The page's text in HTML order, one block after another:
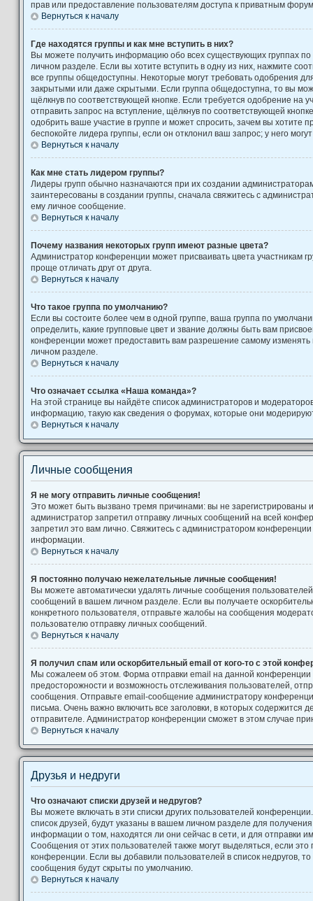
прав или предоставление пользователям доступа к приватным
Вернуться к началу
Где находятся группы и как мне вступить в них?
Вы можете получить информацию обо всех существующих группах
личном разделе. Если вы хотите вступить в одну из них, нажмите
все группы общедоступны. Некоторые могут требовать одобрения
закрытыми или даже скрытыми. Если группа общедоступна, то вы
щёлкнув по соответствующей кнопке. Если требуется одобрение на
отправить запрос на вступление, щёлкнув по соответствующей
одобрить ваше участие в группе и может спросить, зачем вы хотите
беспокойте лидера группы, если он отклонил ваш запрос; у него
Вернуться к началу
Как мне стать лидером группы?
Лидеры групп обычно назначаются при их создании
заинтересованы в создании группы, сначала свяжитесь с
ему личное сообщение.
Вернуться к началу
Почему названия некоторых групп имеют разные цвета?
Администратор конференции может присваивать цвета участникам
проще отличать друг от друга.
Вернуться к началу
Что такое группа по умолчанию?
Если вы состоите более чем в одной группе, ваша группа по
определить, какие групповые цвет и звание должны быть вам
конференции может предоставить вам разрешение самому изменять
личном разделе.
Вернуться к началу
Что означает ссылка «Наша команда»?
На этой странице вы найдёте список администраторов и
информацию, такую как сведения о форумах, которые они
Вернуться к началу
Личные сообщения
Я не могу отправить личные сообщения!
Это может быть вызвано тремя причинами: вы не
администратор запретил отправку личных сообщений на всей
запретил это вам лично. Свяжитесь с администратором
информации.
Вернуться к началу
Я постоянно получаю нежелательные личные сообщения!
Вы можете автоматически удалять личные сообщения
сообщений в вашем личном разделе. Если вы получаете
конкретного пользователя, отправьте жалобы на сообщения
пользователю отправку личных сообщений.
Вернуться к началу
Я получил спам или оскорбительный email от кого-то с этой
Мы сожалеем об этом. Форма отправки email на данной
предосторожности и возможность отслеживания пользователей,
сообщения. Отправьте email-сообщение администратору
письма. Очень важно включить все заголовки, в которых содержится
отправителе. Администратор конференции сможет в этом случае
Вернуться к началу
Друзья и недруги
Что означают списки друзей и недругов?
Вы можете включать в эти списки других пользователей
список друзей, будут указаны в вашем личном разделе для
информации о том, находятся ли они сейчас в сети, и для отправки
Сообщения от этих пользователей также могут выделяться, если
конференции. Если вы добавили пользователей в список недругов,
сообщения будут скрыты по умолчанию.
Вернуться к началу